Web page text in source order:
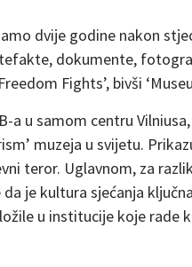
dvije godine nakon
dokumente,
Fights’, bivši
a u samom centru
muzeja u svijetu.
teror. Uglavnom, za
je kultura sjećanja
u institucije koje rade